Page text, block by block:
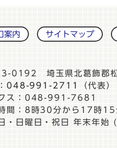
案内 サイトマップ
0192 埼玉県北葛飾郡
048-991-2711
（代表）
ス：048-991-7681
間：8時30分から17時15
・日曜日・祝日 年末年